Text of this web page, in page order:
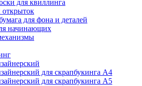
для квиллинга
открыток
для фона и деталей
начинающих
для скрапбукинга А4
для скрапбукинга А5